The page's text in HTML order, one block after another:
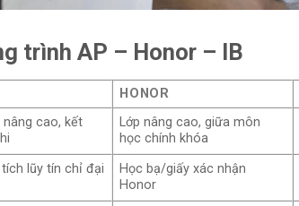
trình AP – Honor – IB
HONOR
cao, kết
Lớp nâng cao, giữa môn
học chính khóa
lũy tín chỉ đại
Học bạ/giấy xác nhận
Honor